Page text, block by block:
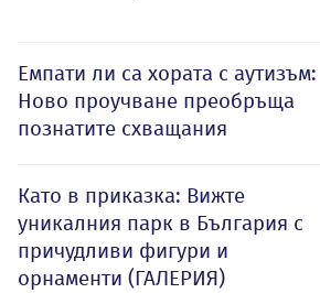
Емпати ли са хората с аутизъм:
Ново проучване преобръща
познатите схващания
Като в приказка: Вижте
уникалния парк в България с
причудливи фигури и
орнаменти (ГАЛЕРИЯ)